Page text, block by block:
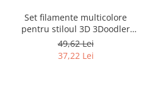
Set filamente multicolore
pentru stiloul 3D 3Doodler
Start - MIX 1
49,62 Lei
37,22 Lei